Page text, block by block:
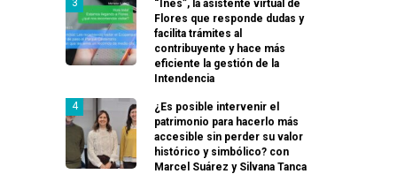
“Inés”, la asistente virtual de
Flores que responde dudas y
facilita trámites al
contribuyente y hace más
eficiente la gestión de la
Intendencia
¿Es posible intervenir el
patrimonio para hacerlo más
accesible sin perder su valor
histórico y simbólico? con
Marcel Suárez y Silvana Tanca